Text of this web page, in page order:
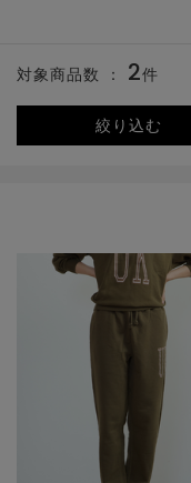
絞り込む
対象商品数 ： 2件